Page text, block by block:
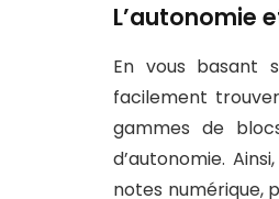
L’autonomie
En vous basant
facilement
gammes de
d’autonomie.
notes numérique,